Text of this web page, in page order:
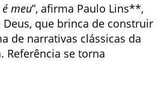
meu”, afirma Paulo Lins**,
que brinca de construir
de narrativas clássicas da
Referência se torna